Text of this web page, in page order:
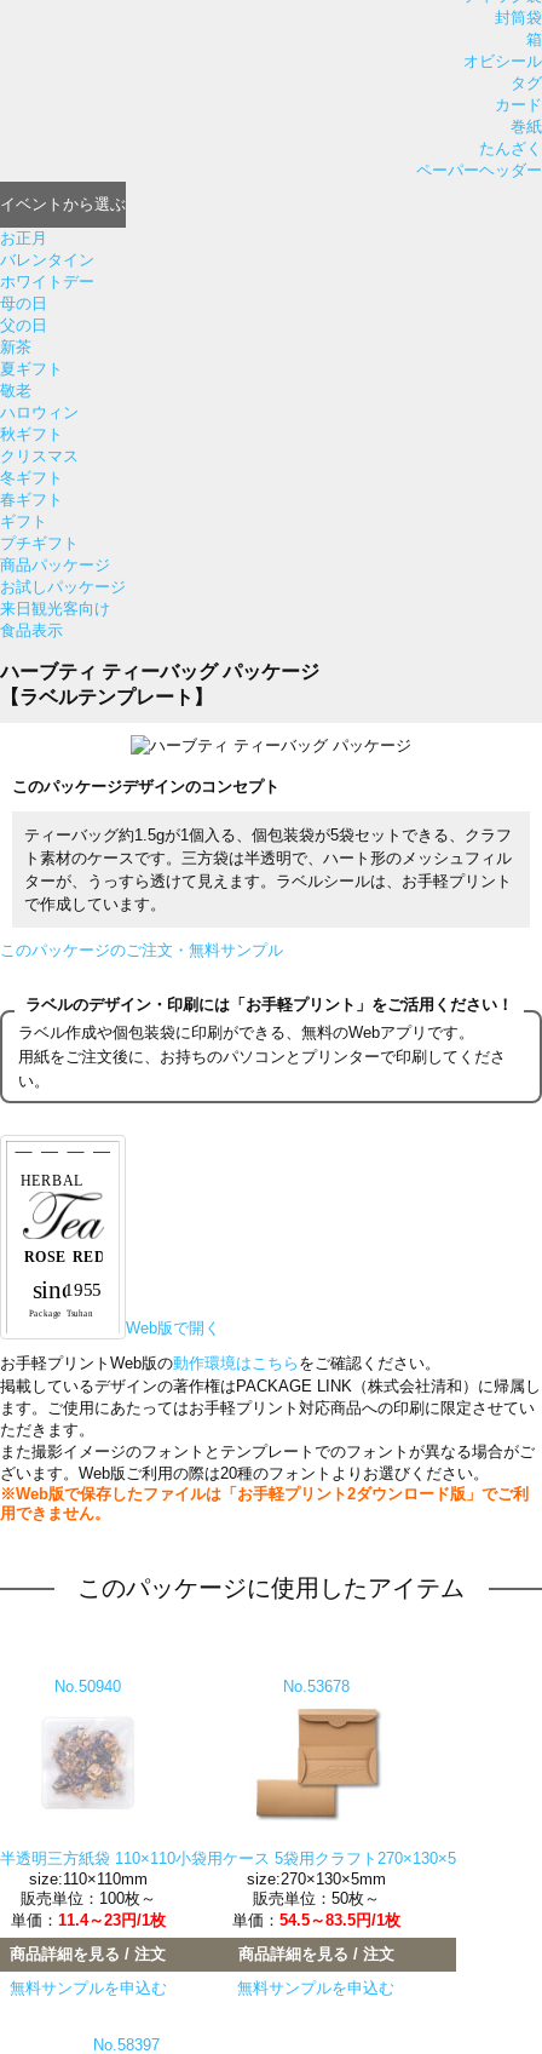
封筒袋
箱
オビシール
タグ
カード
巻紙
たんざく
ペーパーヘッダー
イベント から選ぶ
お正月
バレンタイン
ホワイトデー
母の日
父の日
新茶
夏ギフト
敬老
ハロウィン
秋ギフト
クリスマス
冬ギフト
春ギフト
ギフト
プチギフト
商品パッケージ
お試しパッケージ
来日観光客向け
食品表示
ハーブティ ティーバッグ パッケージ
【ラベルテンプレート】
このパッケージデザインのコンセプト
ティーバッグ約1.5gが1個入る、個包装袋が5袋セットできる、クラフ
ト素材のケースです。三方袋は半透明で、ハート形のメッシュフィル
ターが、うっすら透けて見えます。ラベルシールは、お手軽プリント
で作成しています。
このパッケージのご注文・無料サンプル
ラベルのデザイン・印刷には「お手軽プリント」をご活用ください！
ラベル作成や個包装袋に印刷ができる、無料のWebアプリです。
用紙をご注文後に、お持ちのパソコンとプリンターで印刷してくださ
い。
Web版で開く
お手軽プリントWeb版の動作環境はこちら をご確認ください。
掲載しているデザインの著作権はPACKAGE LINK（株式会社清和）に帰属し
ます。ご使用にあたってはお手軽プリント対応商品への印刷に限定させてい
ただきます。
また撮影イメージのフォントとテンプレートでのフォントが異なる場合がご
ざいます。Web版ご利用の際は20種のフォントよりお選びください。
※Web版で保存したファイルは「お手軽プリント2ダウンロード版」でご利
用できません。
このパッケージに使用したアイテム
No.50940
半透明三方紙袋 110×110
size:110×110mm
販売単位：100枚～
単価： 11.4～23円/1枚
商品詳細を見る / 注文
無料サンプルを申込む
No.53678
小袋用ケース 5袋用クラフト270×130×5
size:270×130×5mm
販売単位：50枚～
単価： 54.5～83.5円/1枚
商品詳細を見る / 注文
無料サンプルを申込む
No.58397